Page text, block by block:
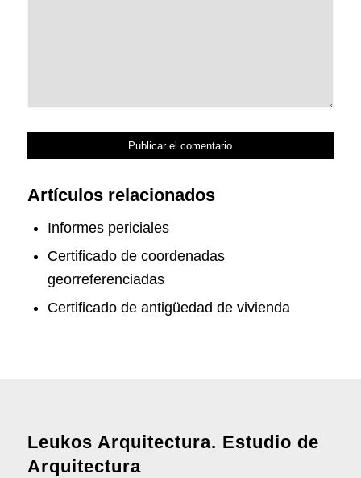
Artículos relacionados
Informes periciales
Certificado de coordenadas
georreferenciadas
Certificado de antigüedad de vivienda
Leukos Arquitectura. Estudio de
Arquitectura